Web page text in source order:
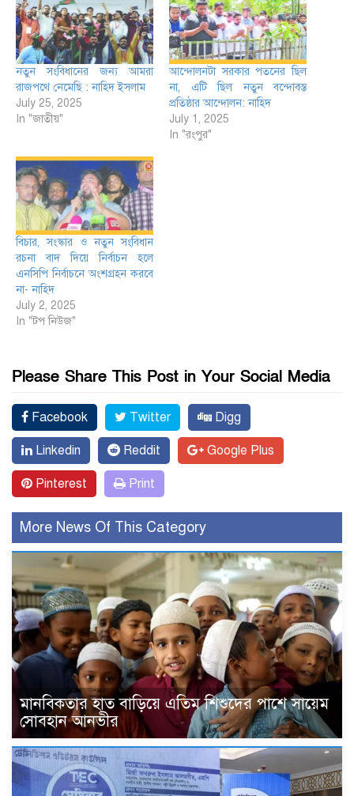
নতুন সংবিধানের জন্য আমরা
রাজপথে নেমেছি : নাহিদ ইসলাম
July 25, 2025
In "জাতীয়"
আন্দোলনটা সরকার পতনের ছিল
না, এটি ছিল নতুন বন্দোবস্ত
প্রতিষ্ঠার আন্দোলন: নাহিদ
July 1, 2025
In "রংপুর"
বিচার, সংস্কার ও নতুন সংবিধান
রচনা বাদ দিয়ে নির্বাচন হলে
এনসিপি নির্বাচনে অংশগ্রহন করবে
না- নাহিদ
July 2, 2025
In "টপ নিউজ"
Please Share This Post in Your Social Media
Facebook Twitter Digg
Linkedin Reddit Google Plus
Pinterest Print
More News Of This Category
মানবিকতার হাত বাড়িয়ে এতিম শিশুদের পাশে সায়েম
সোবহান আনভীর